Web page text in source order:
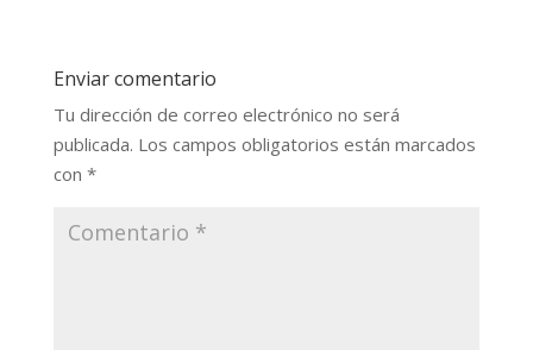
Enviar comentario
Tu dirección de correo electrónico no será
publicada. Los campos obligatorios están marcados
con *